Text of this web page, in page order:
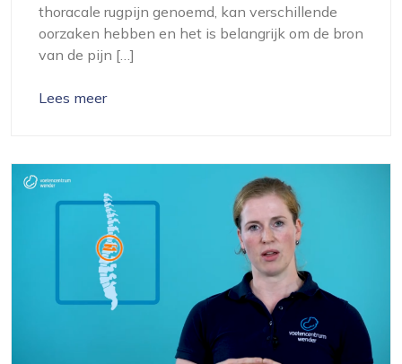
thoracale rugpijn genoemd, kan verschillende
oorzaken hebben en het is belangrijk om de bron
van de pijn […]
Lees meer